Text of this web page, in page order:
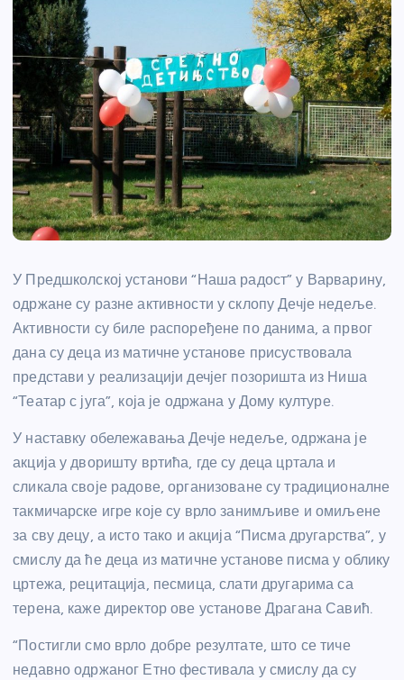
У Предшколској установи “Наша радост” у Варварину,
одржане су разне активности у склопу Дечје недеље.
Активности су биле распоређене по данима, а првог
дана су деца из матичне установе присуствовала
представи у реализацији дечјег позоришта из Ниша
“Театар с југа”, која је одржана у Дому културе.
У наставку обележавања Дечје недеље, одржана је
акција у дворишту вртића, где су деца цртала и
сликала своје радове, организоване су традиционалне
такмичарске игре које су врло занимљиве и омиљене
за сву децу, а исто тако и акција “Писма другарства”, у
смислу да ће деца из матичне установе писма у облику
цртежа, рецитација, песмица, слати другарима са
терена, каже директор ове установе Драгана Савић.
“Постигли смо врло добре резултате, што се тиче
недавно одржаног Етно фестивала у смислу да су